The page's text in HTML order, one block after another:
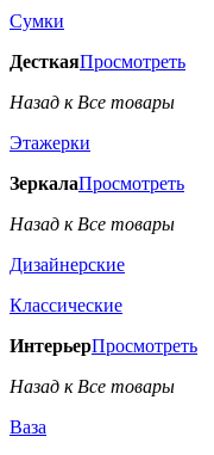
Сумки
ДесткаяПросмотреть
Назад к Все товары
Этажерки
ЗеркалаПросмотреть
Назад к Все товары
Дизайнерские
Классические
ИнтерьерПросмотреть
Назад к Все товары
Ваза